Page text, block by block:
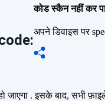
कोड स्कैन नहीं कर
अपने डिवाइस पर
जाएगा . इसके बाद, सभी